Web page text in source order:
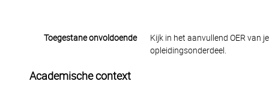
Toegestane onvoldoende
Kijk in het aanvullend OER van
opleidingsonderdeel.
Academische context